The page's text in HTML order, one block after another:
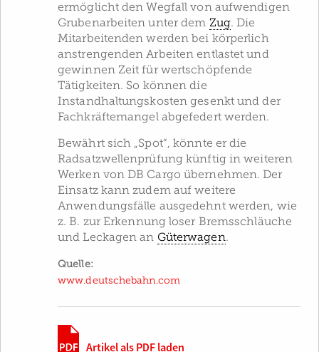
ermöglicht den Wegfall von aufwendigen
Grubenarbeiten unter dem Zug. Die
Mitarbeitenden werden bei körperlich
anstrengenden Arbeiten entlastet und
gewinnen Zeit für wertschöpfende
Tätigkeiten. So können die
Instandhaltungs­kosten gesenkt und der
Fachkräftemangel abgefedert werden.
Bewährt sich „Spot“, könnte er die
Radsatzwellenprüfung künftig in weiteren
Werken von DB Cargo übernehmen. Der
Einsatz kann zudem auf weitere
Anwendungsfälle ausgedehnt werden, wie
z. B. zur Erkennung loser Bremsschläuche
und Leckagen an Güterwagen.
Quelle:
www.deutschebahn.com
Artikel als PDF laden